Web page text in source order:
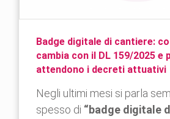
Badge digitale di cantiere:
cambia con il DL 159/2025 e
attendono i decreti attuativi
Negli ultimi mesi si parla
spesso di “badge digitale